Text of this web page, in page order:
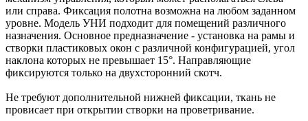
или справа. Фиксация полотна возможна на любом заданном
уровне. Модель УНИ подходит для помещений различного
назначения. Основное предназначение - установка на рамы и
створки пластиковых окон с различной конфигурацией, угол
наклона которых не превышает 15°. Направляющие
фиксируются только на двухсторонний скотч.
Не требуют дополнительной нижней фиксации, ткань не
провисает при открытии створки на проветривание.